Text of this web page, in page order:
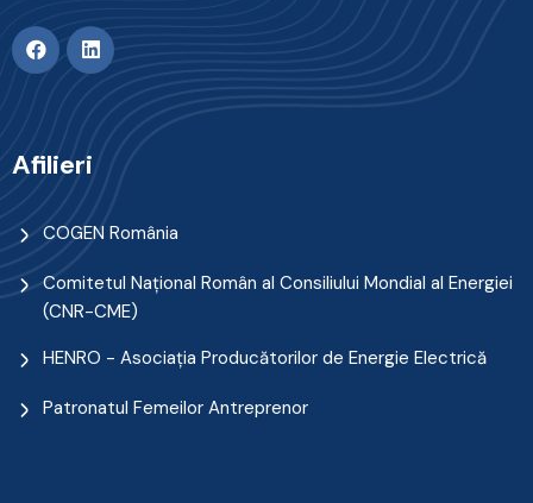
Afilieri
COGEN România
Comitetul Naţional Român al Consiliului Mondial al Energiei
(CNR-CME)
HENRO - Asociația Producătorilor de Energie Electrică
Patronatul Femeilor Antreprenor